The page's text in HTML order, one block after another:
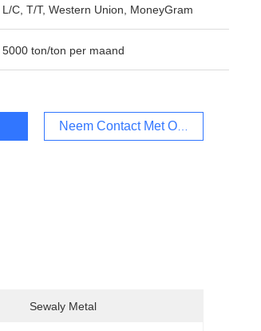
L/C, T/T, Western Union, MoneyGram
5000 ton/ton per maand
Neem Contact Met Ons Op
Sewaly Metal